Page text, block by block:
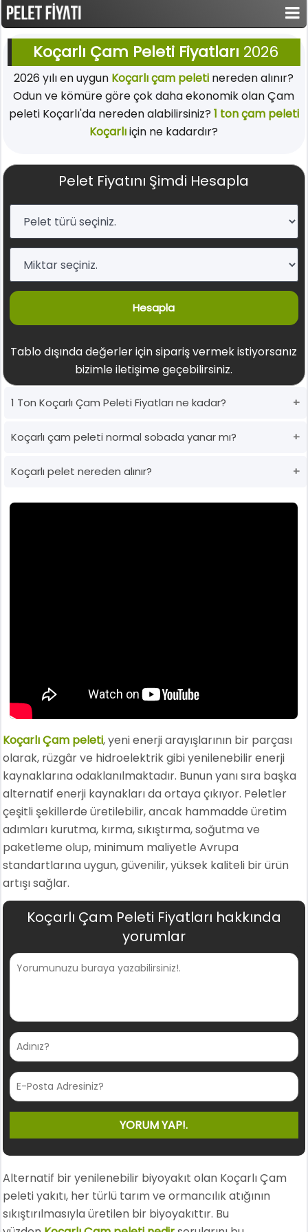
Koçarlı Çam Peleti Fiyatları 2026
2026 yılı en uygun Koçarlı çam peleti nereden alınır?
Odun ve kömüre göre çok daha ekonomik olan Çam
peleti Koçarlı'da nereden alabilirsiniz? 1 ton çam peleti
Koçarlıiçin ne kadardır?
Pelet Fiyatını Şimdi Hesapla
Hesapla
Tablo dışında değerler için sipariş vermek istiyorsanız
bizimle iletişime geçebilirsiniz.
1 Ton Koçarlı Çam Peleti Fiyatları ne kadar?
Koçarlı çam peleti normal sobada yanar mı?
Koçarlı pelet nereden alınır?
Koçarlı Çam peleti, yeni enerji arayışlarının bir parçası
olarak, rüzgâr ve hidroelektrik gibi yenilenebilir enerji
kaynaklarına odaklanılmaktadır. Bunun yanı sıra başka
alternatif enerji kaynakları da ortaya çıkıyor. Peletler
çeşitli şekillerde üretilebilir, ancak hammadde üretim
adımları kurutma, kırma, sıkıştırma, soğutma ve
paketleme olup, minimum maliyetle Avrupa
standartlarına uygun, güvenilir, yüksek kaliteli bir ürün
artışı sağlar.
Koçarlı Çam Peleti Fiyatları hakkında
yorumlar
Alternatif bir yenilenebilir biyoyakıt olan Koçarlı Çam
peleti yakıtı, her türlü tarım ve ormancılık atığının
sıkıştırılmasıyla üretilen bir biyoyakıttır. Bu